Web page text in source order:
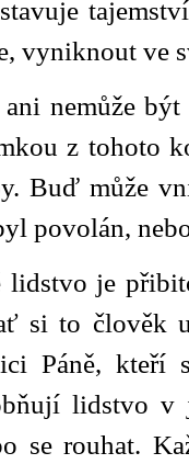
vyniknout ve
nemůže
z tohoto
Buď může
povolán,
lidstvo je
si to člověk
Páně, kteří
lidstvo v
se rouhat.